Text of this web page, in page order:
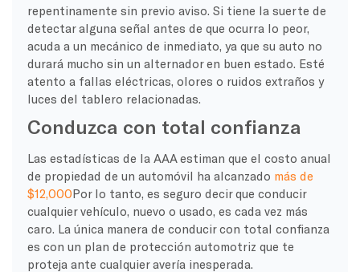
repentinamente sin previo aviso. Si tiene la suerte de
detectar alguna señal antes de que ocurra lo peor,
acuda a un mecánico de inmediato, ya que su auto no
durará mucho sin un alternador en buen estado. Esté
atento a fallas eléctricas, olores o ruidos extraños y
luces del tablero relacionadas.
Conduzca con total confianza
Las estadísticas de la AAA estiman que el costo anual
de propiedad de un automóvil ha alcanzado más de
$12,000Por lo tanto, es seguro decir que conducir
cualquier vehículo, nuevo o usado, es cada vez más
caro. La única manera de conducir con total confianza
es con un plan de protección automotriz que te
proteja ante cualquier avería inesperada.